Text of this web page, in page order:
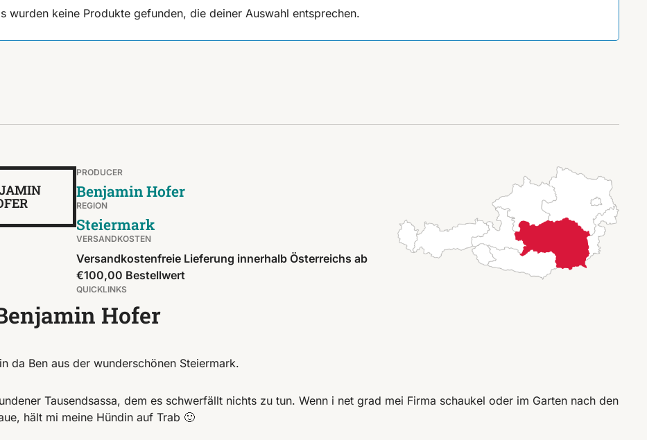
wurden keine Produkte gefunden, die deiner Auswahl entsprechen.
PRODUCER
Benjamin Hofer
REGION
Steiermark
VERSANDKOSTEN
Versandkostenfreie Lieferung innerhalb Österreichs ab
€100,00 Bestellwert
QUICKLINKS
Hofer
da Ben aus der wunderschönen Steiermark.
Tausendsassa, dem es schwerfällt nichts zu tun. Wenn i net grad mei Firma schaukel oder im Garten nach den
hält mi meine Hündin auf Trab 🙂